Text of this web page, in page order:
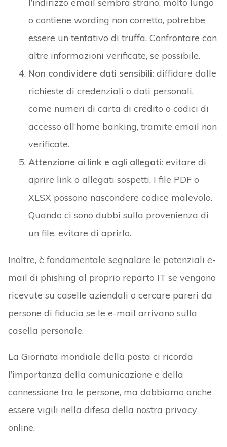
o contiene wording non corretto, potrebbe
essere un tentativo di truffa. Confrontare con
altre informazioni verificate, se possibile.
Non condividere dati sensibili: diffidare dalle
richieste di credenziali o dati personali,
come numeri di carta di credito o codici di
accesso all’home banking, tramite email non
verificate.
Attenzione ai link e agli allegati: evitare di
aprire link o allegati sospetti. I file PDF o
XLSX possono nascondere codice malevolo.
Quando ci sono dubbi sulla provenienza di
un file, evitare di aprirlo.
Inoltre, è fondamentale segnalare le potenziali e-
mail di phishing al proprio reparto IT se vengono
ricevute su caselle aziendali o cercare pareri da
persone di fiducia se le e-mail arrivano sulla
casella personale.
La Giornata mondiale della posta ci ricorda
l’importanza della comunicazione e della
connessione tra le persone, ma dobbiamo anche
essere vigili nella difesa della nostra privacy
online.